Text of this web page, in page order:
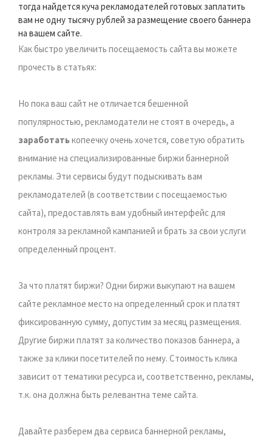
тогда найдется куча рекламодателей готовых заплатить
вам не одну тысячу рублей за размещение своего баннера
на вашем сайте.
Как быстро увеличить посещаемость сайта вы можете
прочесть в статьях:
Но пока ваш сайт не отличается бешенной
популярностью, рекламодатели не стоят в очередь, а
заработатькопеечку очень хочется, советую обратить
внимание на специализированные биржи баннерной
рекламы. Эти сервисы будут подыскивать вам
рекламодателей (в соответствии с посещаемостью
сайта), предоставлять вам удобный интерфейс для
контроля за рекламной кампанией и брать за свои услуги
определенный процент.
За что платят биржи? Одни биржи выкупают на вашем
сайте рекламное место на определенный срок и платят
фиксированную сумму, допустим за месяц размещения.
Другие биржи платят за количество показов баннера, а
также за клики посетителей по нему. Стоимость клика
зависит от тематики ресурса и, соответственно, рекламы,
т.к. она должна быть релевантна теме сайта.
Давайте разберем два сервиса баннерной рекламы,